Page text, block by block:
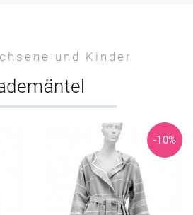
und Kinder
-10%